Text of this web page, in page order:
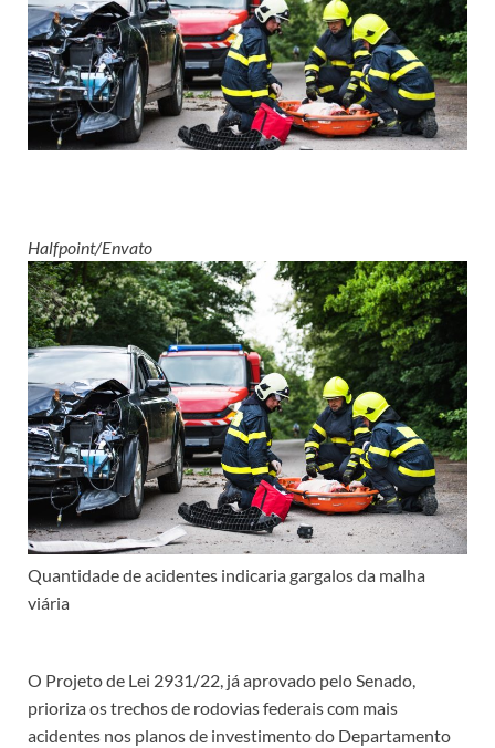
Halfpoint/Envato
Quantidade de acidentes indicaria gargalos da malha
viária
O Projeto de Lei 2931/22, já aprovado pelo Senado,
prioriza os trechos de rodovias federais com mais
acidentes nos planos de investimento do Departamento